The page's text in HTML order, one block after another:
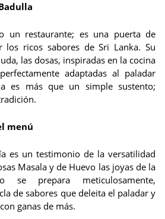
un restaurante; es una puerta de
los ricos sabores de Sri Lanka. Su
las dosas, inspiradas en la cocina
adaptadas al paladar
es más que un simple sustento;
menú
es un testimonio de la versatilidad
Masala y de Huevo las joyas de la
se prepara meticulosamente,
de sabores que deleita el paladar y
ganas de más.